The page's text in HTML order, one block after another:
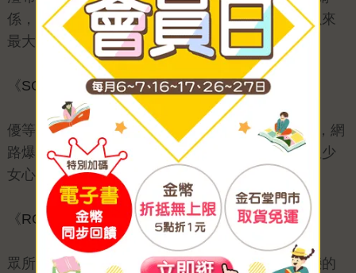
係，展開甜蜜又淫糜的熱戀生活時，卻面臨有史以來
最大的惡意劇情。
《SOTUS一年生：魔鬼學長與菜鳥學弟特裝版
優等生忠犬學弟×反差萌傲嬌學長，擄獲萬千觀眾，網
路爆紅耽美偶像劇《一年生》原著小說！讓您重溫少
女心爆發的感動！
《ROMEO羅密歐02》
眾所期待的第二集！必須割捨自己對光陽那份愛戀的